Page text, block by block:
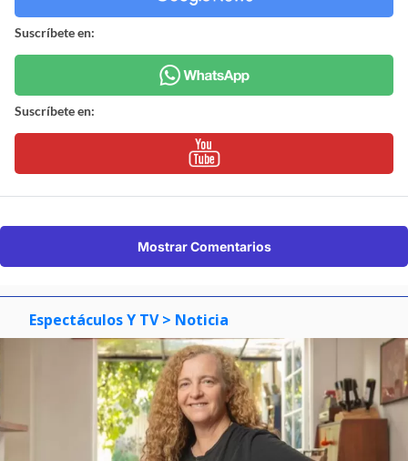
Suscríbete en:
Suscríbete en:
Mostrar Comentarios
Espectáculos Y TV > Noticia